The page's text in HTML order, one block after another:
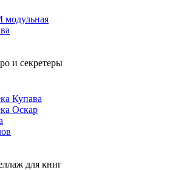
модульная
и секретеры
Купава
Оскар
для книг